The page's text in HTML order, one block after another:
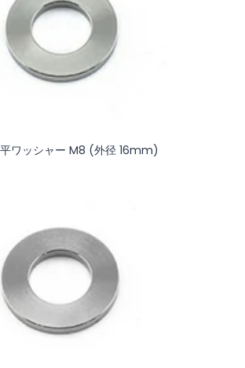
ワッシャー M8 (外径 16mm)